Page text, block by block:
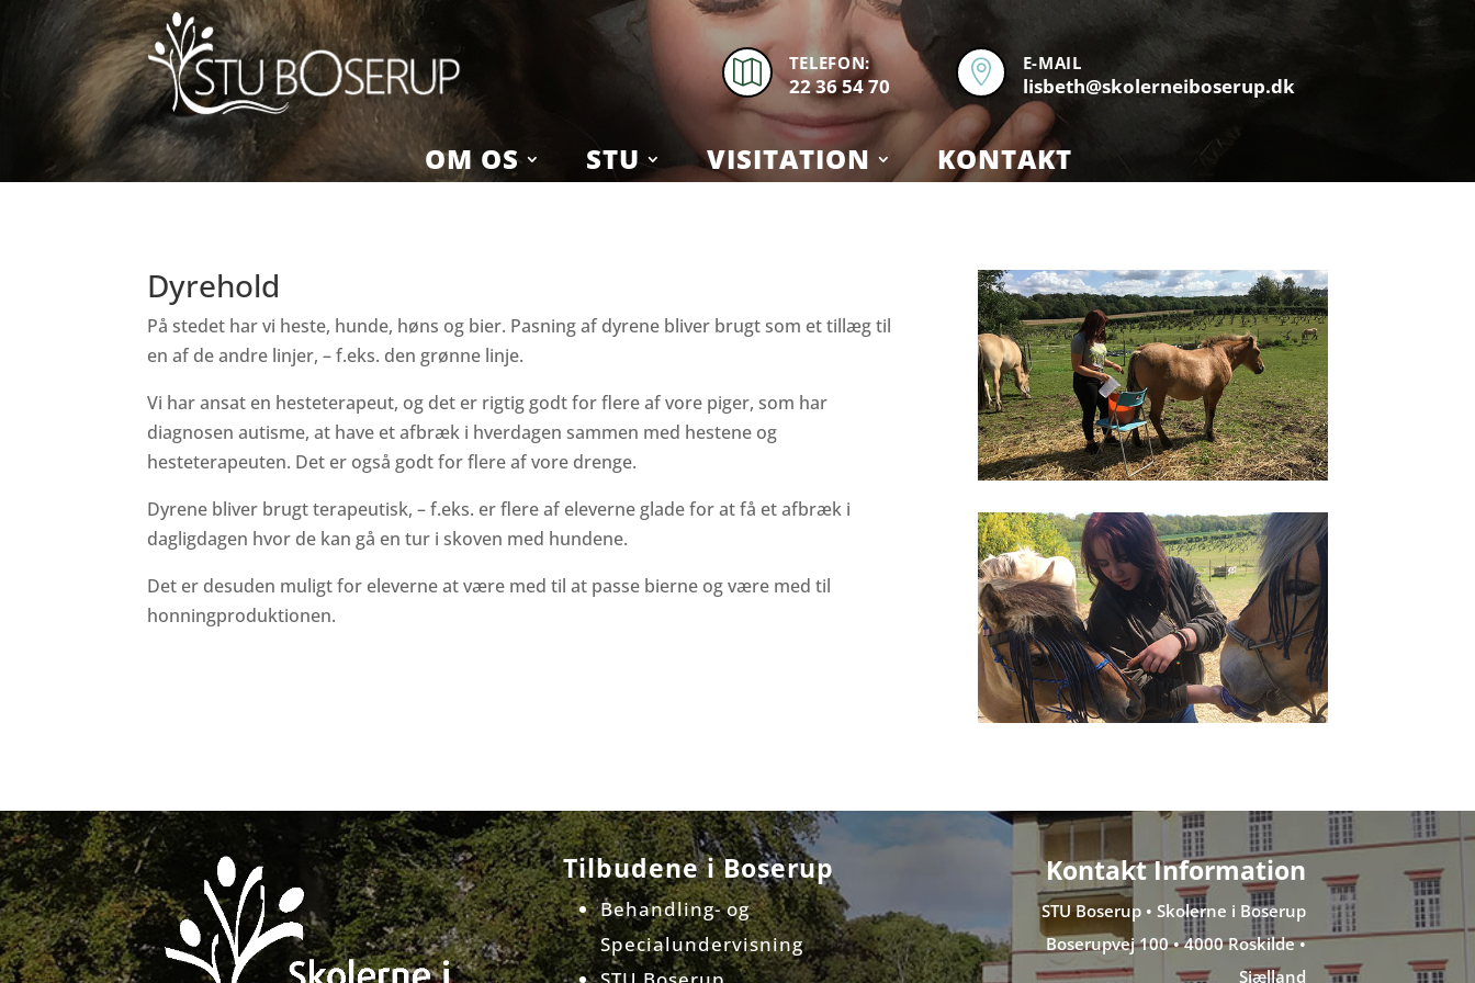
 TELEFON:
22 36 54 70  E-MAIL
lisbeth@skolerneiboserup.dk
OM OS STU VISITATION KONTAKT
Dyrehold
På stedet har vi heste, hunde, høns og bier. Pasning af dyrene bliver brugt som et tillæg til
en af de andre linjer, – f.eks. den grønne linje.
Vi har ansat en hesteterapeut, og det er rigtig godt for flere af vore piger, som har
diagnosen autisme, at have et afbræk i hverdagen sammen med hestene og
hesteterapeuten. Det er også godt for flere af vore drenge.
Dyrene bliver brugt terapeutisk, – f.eks. er flere af eleverne glade for at få et afbræk i
dagligdagen hvor de kan gå en tur i skoven med hundene.
Det er desuden muligt for eleverne at være med til at passe bierne og være med til
honningproduktionen.
Tilbudene i Boserup
Behandling- og
Specialundervisning
Kontakt Information
STU Boserup • Skolerne i Boserup
Boserupvej 100 • 4000 Roskilde •
Sjælland